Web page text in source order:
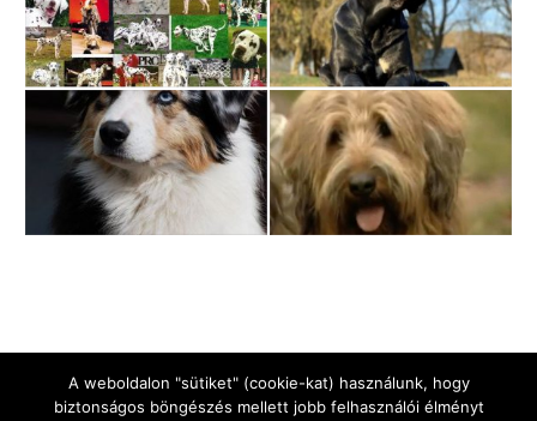
A weboldalon "sütiket" (cookie-kat) használunk, hogy
biztonságos böngészés mellett jobb felhasználói élményt